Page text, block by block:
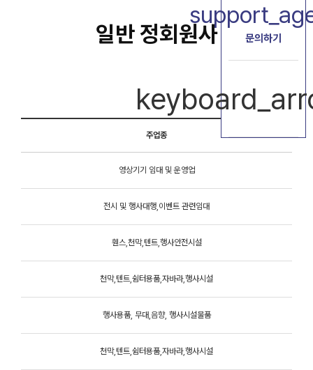
일반 정회원사
주업종
영상기기 임대 및 운영업
전시 및 행사대행,이벤트 관련임대
휀스,천막,텐트,행사안전시설
천막,텐트,쉼터용품,자바라,행사시설
행사용품, 무대,음향, 행사시설물품
천막,텐트,쉼터용품,자바라,행사시설
문의하기